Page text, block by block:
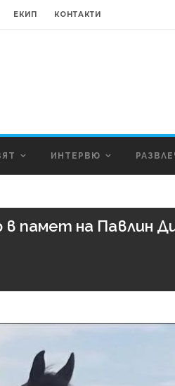
ЕКИП КОНТАКТИ
ИНТЕРВЮ
памет на Павлин